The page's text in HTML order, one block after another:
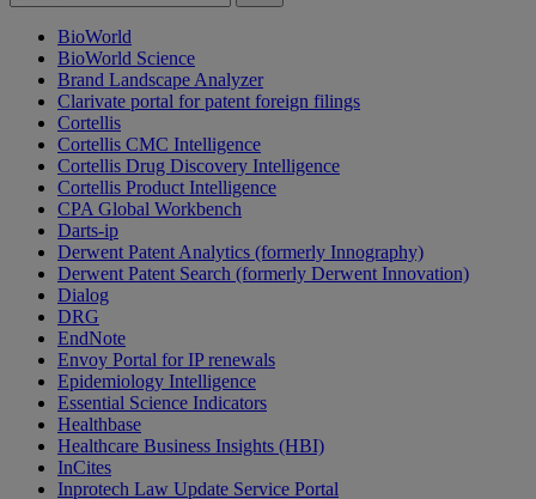
BioWorld
BioWorld Science
Brand Landscape Analyzer
Clarivate portal for patent foreign filings
Cortellis
Cortellis CMC Intelligence
Cortellis Drug Discovery Intelligence
Cortellis Product Intelligence
CPA Global Workbench
Darts-ip
Derwent Patent Analytics (formerly Innography)
Derwent Patent Search (formerly Derwent Innovation)
Dialog
DRG
EndNote
Envoy Portal for IP renewals
Epidemiology Intelligence
Essential Science Indicators
Healthbase
Healthcare Business Insights (HBI)
InCites
Inprotech Law Update Service Portal